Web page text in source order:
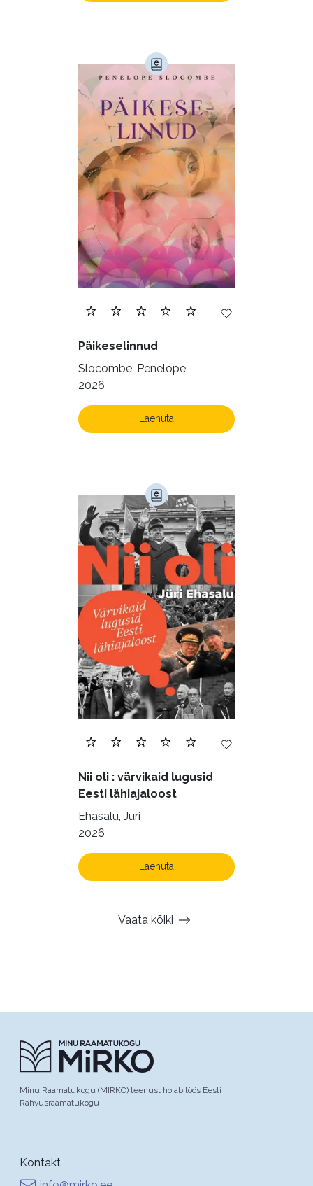
Päikeselinnud
Slocombe, Penelope
2026
Laenuta
Nii oli : värvikaid lugusid
Eesti lähiajaloost
Ehasalu, Jüri
2026
Laenuta
Vaata kõiki
Minu Raamatukogu (MIRKO) teenust hoiab töös Eesti
Rahvusraamatukogu
Kontakt